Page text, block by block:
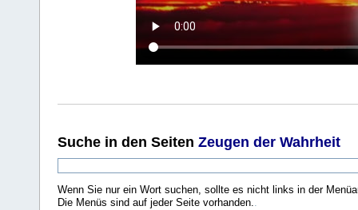
Suche in den Seiten Zeugen der Wahrheit
Wenn Sie nur ein Wort suchen, sollte es nicht links in der
Die Menüs sind auf jeder Seite vorhanden..